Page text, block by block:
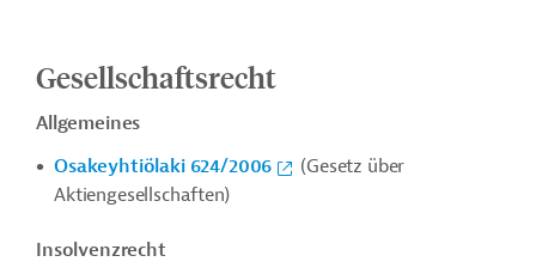
Gesellschaftsrecht
Allgemeines
Osakeyhtiölaki 624/2006
(Gesetz über
Aktiengesellschaften)
Insolvenzrecht